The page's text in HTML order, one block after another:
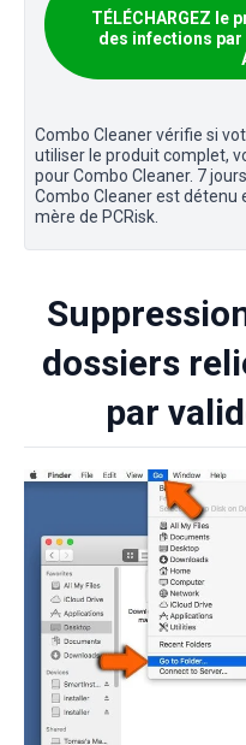
TÉLÉCHARGEZ le
des infections
Combo Cleaner vérifie si
utiliser le produit complet,
pour Combo Cleaner. 7
Combo Cleaner est détenu
mère de PCRisk.
dossiers
par